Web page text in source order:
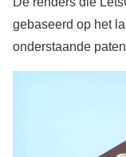
gebaseerd op het
onderstaande